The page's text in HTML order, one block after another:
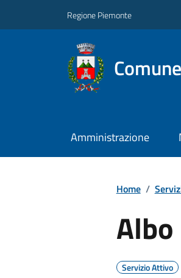
Regione Piemonte
Amministrazione
Home /
Servizio Attivo